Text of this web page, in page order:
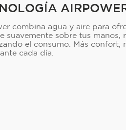
combina agua y aire para
suavemente sobre tus manos,
el consumo. Más confort,
cada día.